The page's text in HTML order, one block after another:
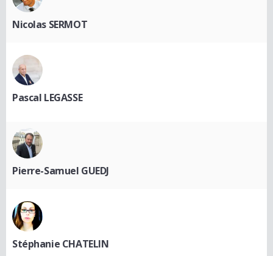
Nicolas SERMOT
Pascal LEGASSE
Pierre-Samuel GUEDJ
Stéphanie CHATELIN